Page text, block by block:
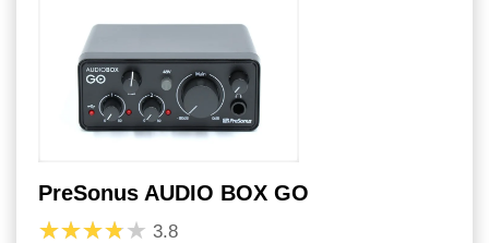
PreSonus AUDIO BOX GO
3.8